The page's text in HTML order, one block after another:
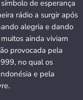
de esperança
rádio a surgir após
alegria e dando
ainda viviam
provocada pela
no qual os
e pela